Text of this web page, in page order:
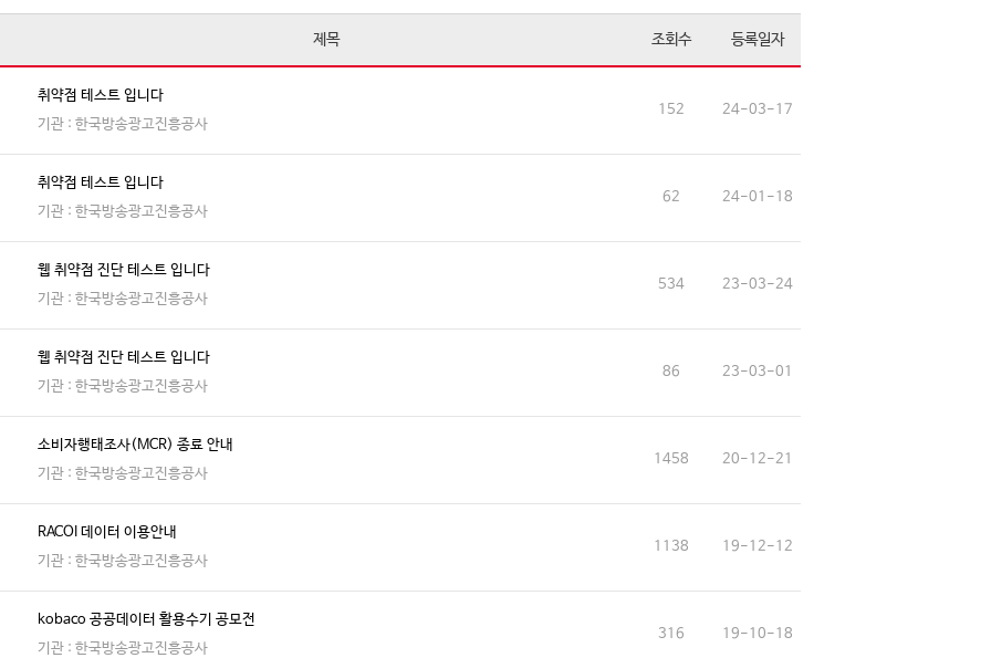
제목 조회수 등록일자
취약점 테스트 입니다
기관 : 한국방송광고진흥공사
152 24-03-17
취약점 테스트 입니다
기관 : 한국방송광고진흥공사
62 24-01-18
웹 취약점 진단 테스트 입니다
기관 : 한국방송광고진흥공사
534 23-03-24
웹 취약점 진단 테스트 입니다
기관 : 한국방송광고진흥공사
86 23-03-01
소비자행태조사(MCR) 종료 안내
기관 : 한국방송광고진흥공사
1458 20-12-21
RACOI 데이터 이용안내
기관 : 한국방송광고진흥공사
1138 19-12-12
kobaco 공공데이터 활용수기 공모전
기관 : 한국방송광고진흥공사
316 19-10-18